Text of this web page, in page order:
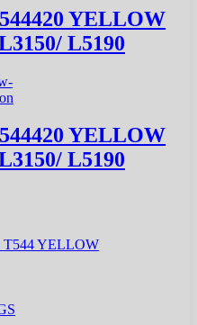
YELLOW
L5190
YELLOW
L5190
YELLOW